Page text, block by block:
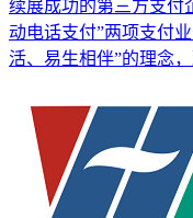
续展成功的第三方支付
动电话支付”两项支付
活、易生相伴”的理念